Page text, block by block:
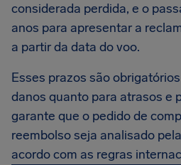
considerada perdida, e o
anos para apresentar a
a partir da data do voo.
Esses prazos são
danos quanto para atrasos e
garante que o pedido de
reembolso seja analisado
acordo com as regras